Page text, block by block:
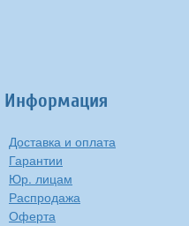
Информация
Доставка и оплата
Гарантии
Юр. лицам
Распродажа
Оферта